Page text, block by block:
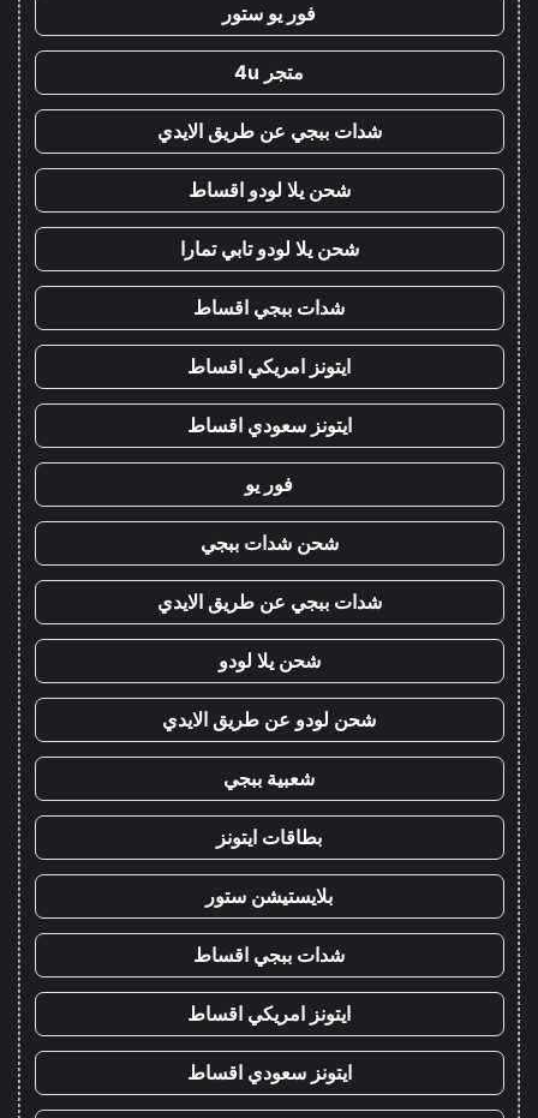
فور يو ستور
متجر 4u
شدات ببجي عن طريق الايدي
شحن يلا لودو اقساط
شحن يلا لودو تابي تمارا
شدات ببجي اقساط
ايتونز امريكي اقساط
ايتونز سعودي اقساط
فور يو
شحن شدات ببجي
شدات ببجي عن طريق الايدي
شحن يلا لودو
شحن لودو عن طريق الايدي
شعبية ببجي
بطاقات ايتونز
بلايستيشن ستور
شدات ببجي اقساط
ايتونز امريكي اقساط
ايتونز سعودي اقساط